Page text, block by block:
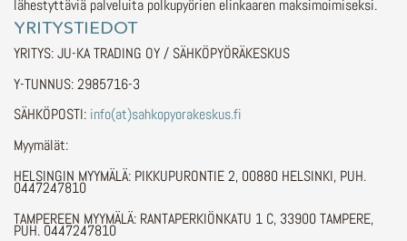
lähestyttäviä palveluita polkupyörien elinkaaren maksimoimiseksi.
YRITYSTIEDOT
YRITYS: JU-KA TRADING OY / SÄHKÖPYÖRÄKESKUS
Y-TUNNUS: 2985716-3
SÄHKÖPOSTI: info(at)sahkopyorakeskus.fi
Myymälät:
HELSINGIN MYYMÄLÄ: PIKKUPURONTIE 2, 00880 HELSINKI, PUH.
0447247810
TAMPEREEN MYYMÄLÄ: RANTAPERKIÖNKATU 1 C, 33900 TAMPERE,
PUH. 0447247810